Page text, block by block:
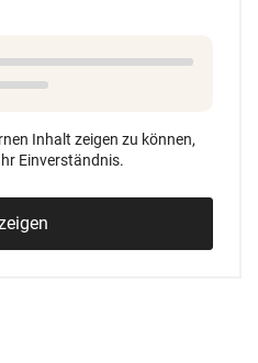
Inhalt zeigen zu können,
Einverständnis.